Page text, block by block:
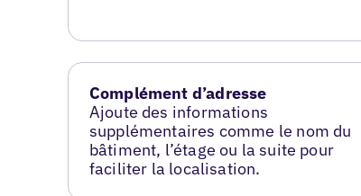
Complément d’adresse
Ajoute des informations
supplémentaires comme le nom du
bâtiment, l’étage ou la suite pour
faciliter la localisation.